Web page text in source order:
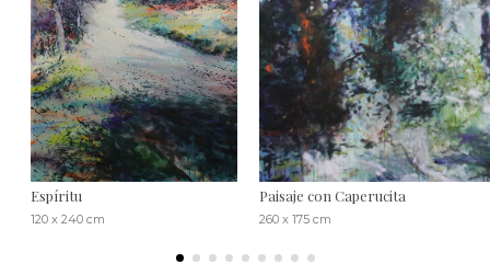
Espíritu
120 x 240 cm
Paisaje con Caperucita
260 x 175 cm